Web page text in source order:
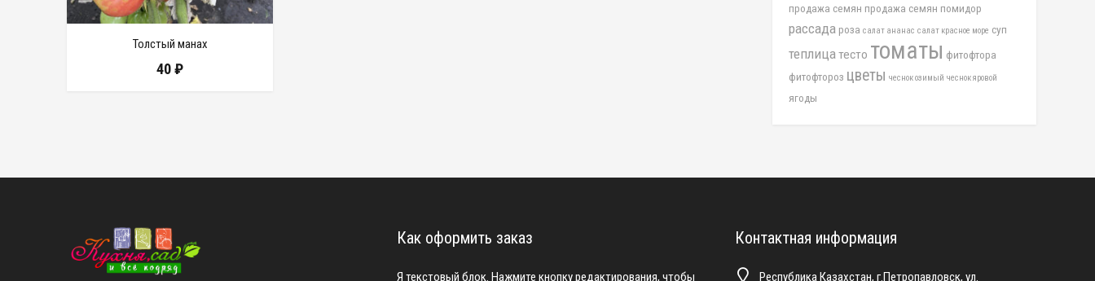
Толстый манах
40₽
продажа семян продажа семян помидор
рассада роза салат ананас салат красное море суп
теплицатесто томаты фитофтора
фитофтороз цветы чеснок озимый чеснок яровой
ягоды
Как оформить заказ
Я текстовый блок. Нажмите кнопку редактирования, чтобы
Контактная информация
Республика Казахстан, г.Петропавловск, ул.